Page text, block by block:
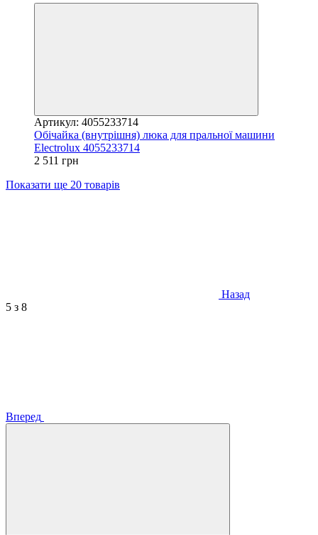
Артикул: 4055233714
Обічайка (внутрішня) люка для пральної машини
Electrolux 4055233714
2 511 грн
Показати ще 20 товарів
Назад
5 з 8
Вперед